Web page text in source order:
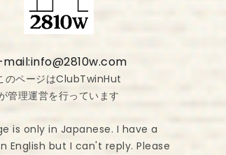
のページはClubTwinHut
管理運営を行っています
is only in Japanese. I have a
English but I can't reply. Please